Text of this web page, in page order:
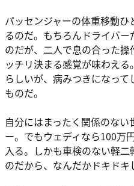
パッセンジャーの体重移動
るのだ。もちろんドライバ
のだが、二人で息の合った
ッチリ決まる感覚が味わえ
らしいが、病みつきになっ
ものだ。
自分にはまったく関係のな
ー。でもウェディなら100万
入る。しかも車検のない軽
のだから、なんだかドキドキ